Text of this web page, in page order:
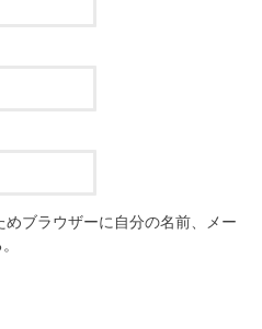
ブラウザーに自分の名前、メー